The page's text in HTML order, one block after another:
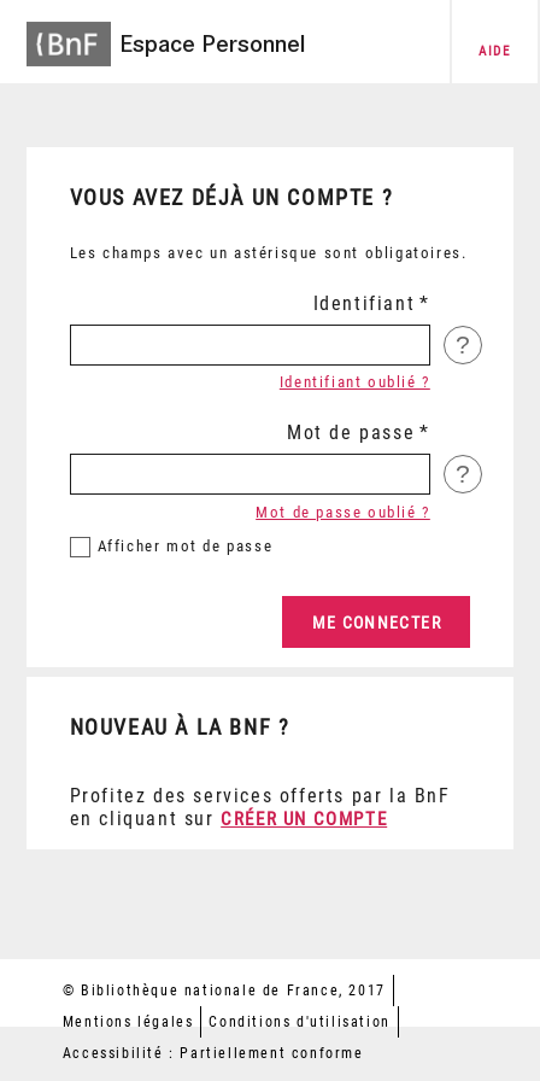
Espace Personnel AIDE
VOUS AVEZ DÉJÀ UN COMPTE ?
Les champs avec un astérisque sont obligatoires.
Identifiant
?
Identifiant oublié ?
Mot de passe
?
Afficher mot de passe
Mot de passe oublié ?
NOUVEAU À LA BNF ?
Profitez des services offerts par la BnF
en cliquant sur CRÉER UN COMPTE
© Bibliothèque nationale de France, 2017
Mentions légales
Conditions d'utilisation
Accessibilité : Partiellement conforme